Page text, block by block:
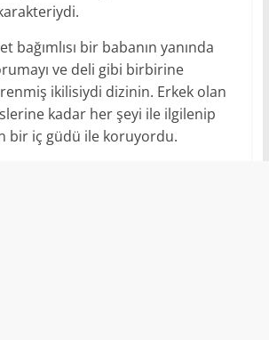
bağımlısı bir babanın yanında
ve deli gibi birbirine
ikilisiydi dizinin. Erkek olan
kadar her şeyi ile ilgilenip
bir iç güdü ile koruyordu.